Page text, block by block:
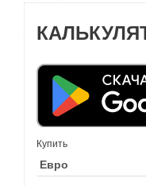
Купить